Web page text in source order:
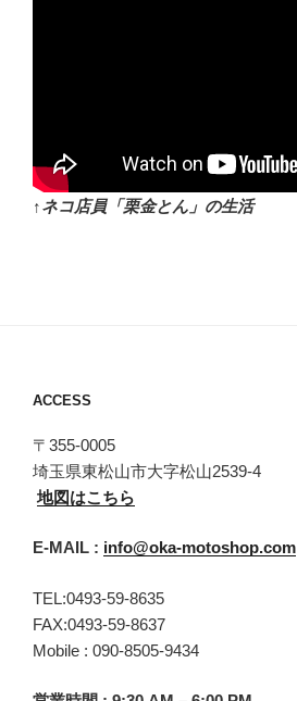
↑ネコ店員「栗金とん」の生活
ACCESS
〒355-0005
埼玉県東松山市大字松山2539-4
地図はこちら
E-MAIL : info@oka-motoshop.com
TEL:0493-59-8635
FAX:0493-59-8637
Mobile : 090-8505-9434